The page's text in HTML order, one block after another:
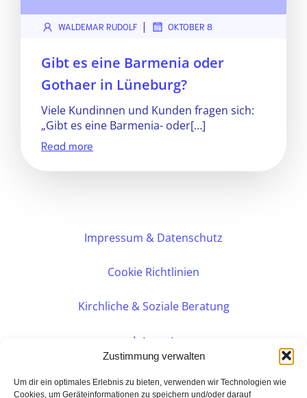
Zustimmung verwalten
Um dir ein optimales Erlebnis zu bieten, verwenden wir Technologien wie
Cookies, um Geräteinformationen zu speichern und/oder darauf
WALDEMAR RUDOLF | OKTOBER 8
Gibt es eine Barmenia oder
Gothaer in Lüneburg?
Viele Kundinnen und Kunden fragen sich:
„Gibt es eine Barmenia- oder[…]
Read more
Impressum & Datenschutz
Cookie Richtlinien
Kirchliche & Soziale Beratung
Intranet